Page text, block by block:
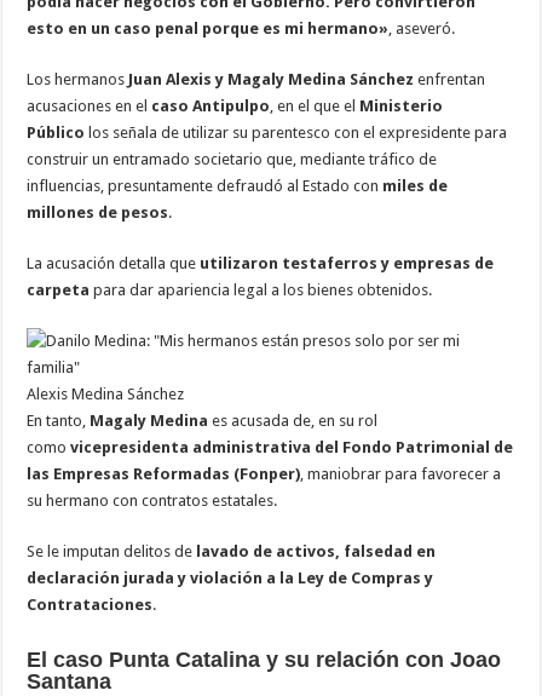
esto en un caso penal porque es mi hermano», aseveró.
Los hermanos Juan Alexis y Magaly Medina Sánchez enfrentan
acusaciones en el caso Antipulpo, en el que el Ministerio
Público los señala de utilizar su parentesco con el expresidente para
construir un entramado societario que, mediante tráfico de
influencias, presuntamente defraudó al Estado con miles de
millones de pesos.
La acusación detalla que utilizaron testaferros y empresas de
carpeta para dar apariencia legal a los bienes obtenidos.
Alexis Medina Sánchez
En tanto, Magaly Medina es acusada de, en su rol
comovicepresidenta administrativa del Fondo Patrimonial de
las Empresas Reformadas (Fonper), maniobrar para favorecer a
su hermano con contratos estatales.
Se le imputan delitos de lavado de activos, falsedad en
declaración jurada y violación a la Ley de Compras y
Contrataciones.
El caso Punta Catalina y su relación con Joao
Santana